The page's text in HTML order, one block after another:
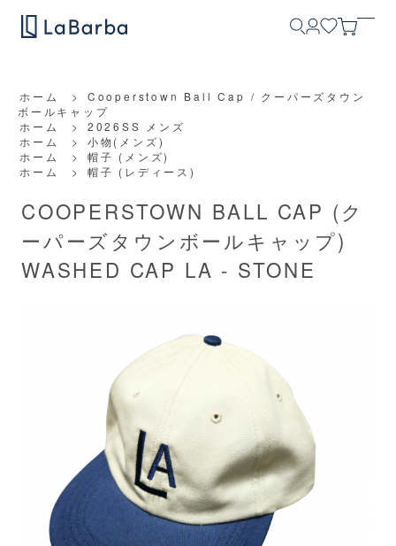
ホーム >
Cooperstown Ball Cap / クーパーズタウン
ボールキャップ
ホーム
>
2026SS メンズ
ホーム
>
小物(メンズ)
ホーム
>
帽子 (メンズ)
ホーム
> 帽子 (レディース)
COOPERSTOWN BALL CAP (ク
ーパーズタウンボールキャップ)
WASHED CAP LA - STONE